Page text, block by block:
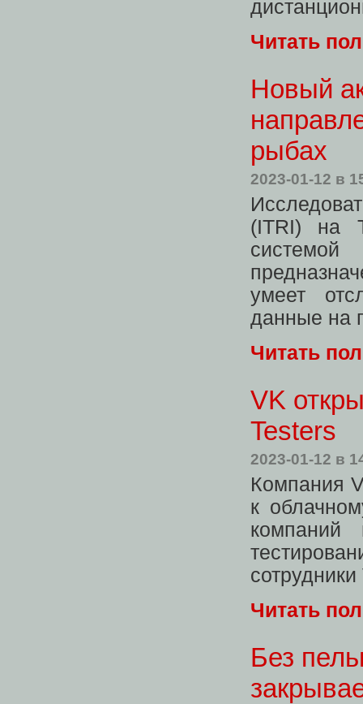
Читать
Новый
рыбах
2023-01-12 в
(ITRI) на
системой
умеет
данные на
Читать
VK
Testers
2023-01-12 в
Компания
к
компаний
Читать
Без